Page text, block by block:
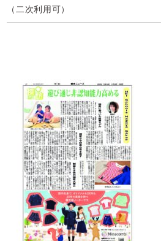
（二次利用可）